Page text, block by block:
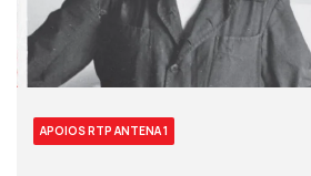
APOIOS RTP ANTENA 1